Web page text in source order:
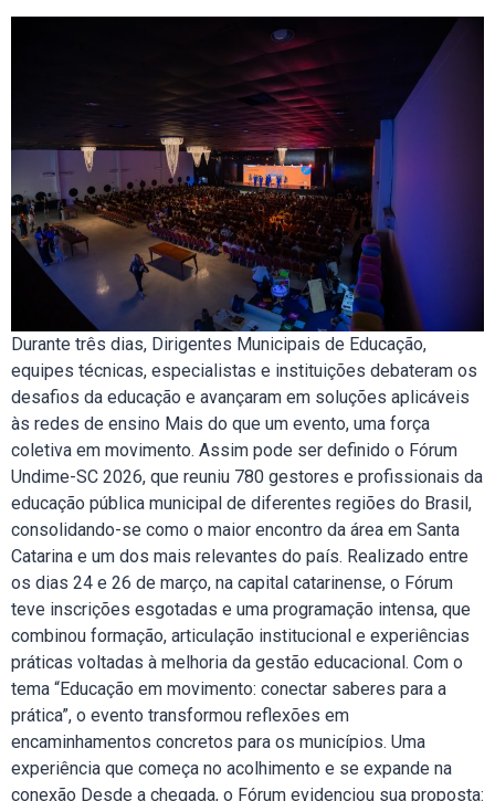
Durante três dias, Dirigentes Municipais de Educação,
equipes técnicas, especialistas e instituições debateram os
desafios da educação e avançaram em soluções aplicáveis
às redes de ensino Mais do que um evento, uma força
coletiva em movimento. Assim pode ser definido o Fórum
Undime-SC 2026, que reuniu 780 gestores e profissionais da
educação pública municipal de diferentes regiões do Brasil,
consolidando-se como o maior encontro da área em Santa
Catarina e um dos mais relevantes do país. Realizado entre
os dias 24 e 26 de março, na capital catarinense, o Fórum
teve inscrições esgotadas e uma programação intensa, que
combinou formação, articulação institucional e experiências
práticas voltadas à melhoria da gestão educacional. Com o
tema “Educação em movimento: conectar saberes para a
prática”, o evento transformou reflexões em
encaminhamentos concretos para os municípios. Uma
experiência que começa no acolhimento e se expande na
conexão Desde a chegada, o Fórum evidenciou sua proposta: